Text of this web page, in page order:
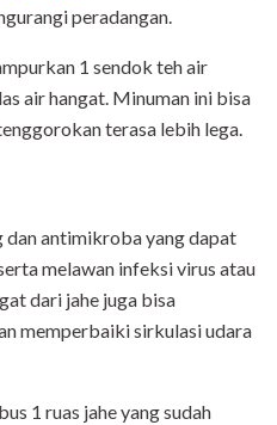
peradangan.
1 sendok teh air
air hangat. Minuman ini bisa
terasa lebih lega.
antimikroba yang dapat
melawan infeksi virus atau
dari jahe juga bisa
memperbaiki sirkulasi udara
1 ruas jahe yang sudah